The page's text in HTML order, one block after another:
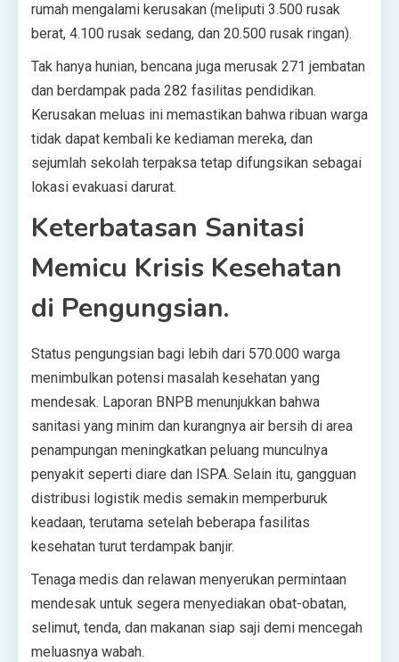
rumah mengalami kerusakan (meliputi 3.500 rusak
berat, 4.100 rusak sedang, dan 20.500 rusak ringan).
Tak hanya hunian, bencana juga merusak 271 jembatan
dan berdampak pada 282 fasilitas pendidikan.
Kerusakan meluas ini memastikan bahwa ribuan warga
tidak dapat kembali ke kediaman mereka, dan
sejumlah sekolah terpaksa tetap difungsikan sebagai
lokasi evakuasi darurat.
Keterbatasan Sanitasi
Memicu Krisis Kesehatan
di Pengungsian.
Status pengungsian bagi lebih dari 570.000 warga
menimbulkan potensi masalah kesehatan yang
mendesak. Laporan BNPB menunjukkan bahwa
sanitasi yang minim dan kurangnya air bersih di area
penampungan meningkatkan peluang munculnya
penyakit seperti diare dan ISPA. Selain itu, gangguan
distribusi logistik medis semakin memperburuk
keadaan, terutama setelah beberapa fasilitas
kesehatan turut terdampak banjir.
Tenaga medis dan relawan menyerukan permintaan
mendesak untuk segera menyediakan obat-obatan,
selimut, tenda, dan makanan siap saji demi mencegah
meluasnya wabah.